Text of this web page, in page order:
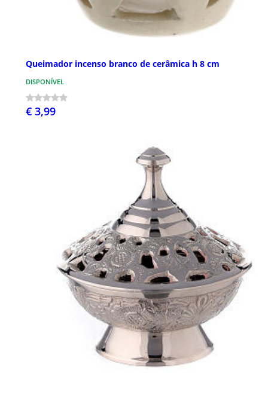
Queimador incenso branco de cerâmica h 8 cm
DISPONÍVEL
€ 3,99